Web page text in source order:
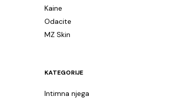
Kaine
Odacite
MZ Skin
KATEGORIJE
Intimna njega